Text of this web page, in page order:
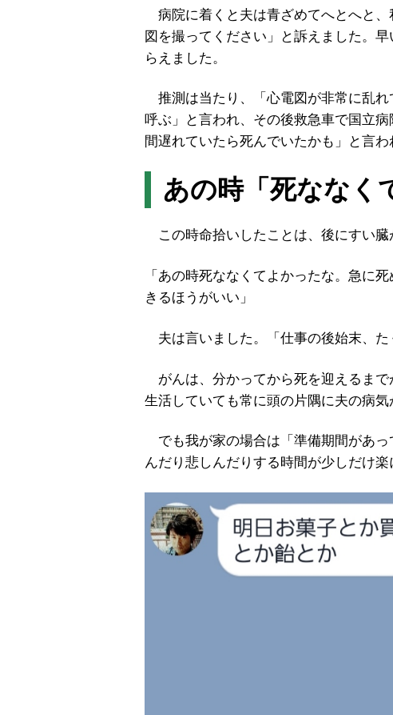
病院に着くと夫は青ざめてへとへと
図を撮ってください」と訴えました。
らえました。
推測は当たり、「心電図が非常に乱
呼ぶ」と言われ、その後救急車で国立
間遅れていたら死んでいたかも」と言わ
あの時「死ななく
この時命拾いしたことは、後にすい臓
「あの時死ななくてよかったな。急に
きるほうがいい」
夫は言いました。「仕事の後始末、た
がんは、分かってから死を迎えるま
生活していても常に頭の片隅に夫の病気
でも我が家の場合は「準備期間があ
んだり悲しんだりする時間が少しだけ楽